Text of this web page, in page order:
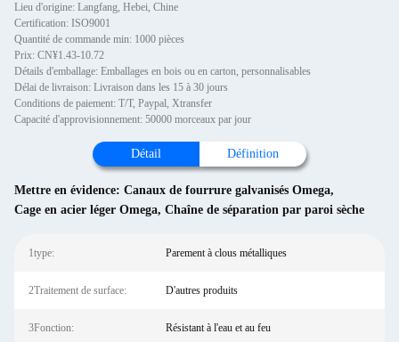
Lieu d'origine: Langfang, Hebei, Chine
Certification: ISO9001
Quantité de commande min: 1000 pièces
Prix: CN¥1.43-10.72
Détails d'emballage: Emballages en bois ou en carton, personnalisables
Délai de livraison: Livraison dans les 15 à 30 jours
Conditions de paiement: T/T, Paypal, Xtransfer
Capacité d'approvisionnement: 50000 morceaux par jour
Détail Définition
Mettre en évidence: Canaux de fourrure galvanisés Omega,
Cage en acier léger Omega, Chaîne de séparation par paroi sèche
1type: Parement à clous métalliques
2Traitement de surface: D'autres produits
3Fonction: Résistant à l'eau et au feu